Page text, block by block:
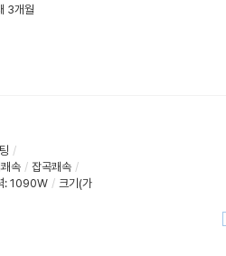
3개월
/
속 / 잡곡쾌속 /
:1090W / 크기(가